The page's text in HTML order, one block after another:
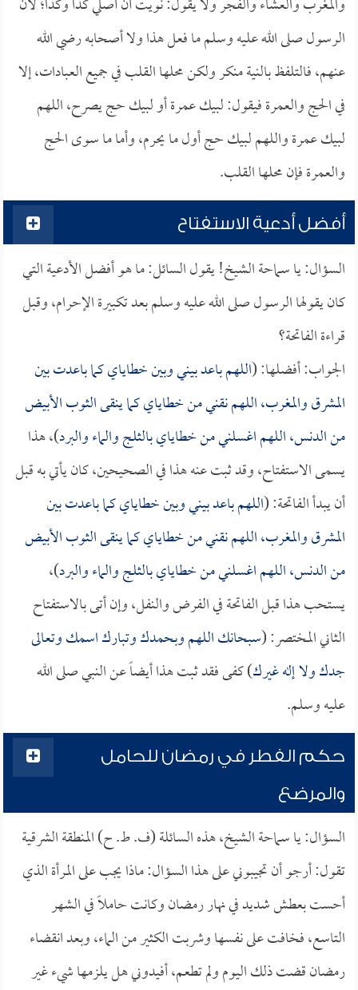
الرسول صلى الله عليه وسلم ما فعل هذا ولا أصحابه رضي الله
عنهم، فالتلفظ بالنية منكر ولكن محلها القلب في جميع العبادات، إلا
في الحج والعمرة فيقول: لبيك عمرة أو لبيك حج يصرح، اللهم
لبيك عمرة واللهم لبيك حج أول ما يحرم، وأما ما سوى الحج
والعمرة فإن محلها القلب.
أفضل أدعية الاستفتاح
السؤال: يا سماحة الشيخ! يقول السائل: ما هو أفضل الأدعية التي
كان يقولها الرسول صلى الله عليه وسلم بعد تكبيرة الإحرام، وقبل
قراءة الفاتحة؟
الجواب: أفضلها: (اللهم باعد بيني وبين خطاياي كما باعدت بين
المشرق والمغرب، اللهم نقني من خطاياي كما ينقى الثوب الأبيض
من الدنس، اللهم اغسلني من خطاياي بالثلج والماء والبرد)، هذا
يسمى الاستفتاح، وقد ثبت عنه هذا في الصحيحين، كان يأتي به قبل
أن يبدأ الفاتحة: (اللهم باعد بيني وبين خطاياي كما باعدت بين
المشرق والمغرب، اللهم نقني من خطاياي كما ينقى الثوب الأبيض
من الدنس، اللهم اغسلني من خطاياي بالثلج والماء والبرد)،
يستحب هذا قبل الفاتحة في الفرض والنفل، وإن أتى بالاستفتاح
الثاني المختصر: (سبحانك اللهم وبحمدك وتبارك اسمك وتعالى
جدك ولا إله غيرك) كفى فقد ثبت هذا أيضاً عن النبي صلى الله
عليه وسلم.
حكم الفطر في رمضان للحامل
والمرضع
السؤال: يا سماحة الشيخ، هذه السائلة (ف. ط. ح) المنطقة الشرقية
تقول: أرجو أن تجيبوني على هذا السؤال: ماذا يجب على المرأة الذي
أحست بعطش شديد في نهار رمضان وكانت حاملاً في الشهر
التاسع، فخافت على نفسها وشربت الكثير من الماء، وبعد انقضاء
رمضان قضت ذلك اليوم ولم تطعم، أفيدوني هل يلزمها شيء غير